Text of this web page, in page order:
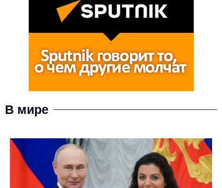
В мире